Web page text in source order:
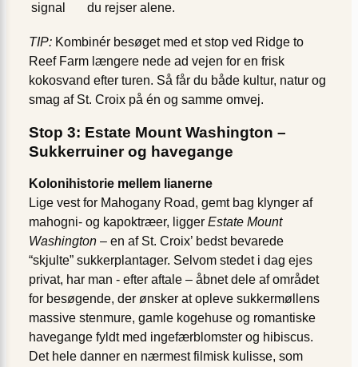
signal
du rejser alene.
TIP: Kombinér besøget med et stop ved Ridge to
Reef Farm længere nede ad vejen for en frisk
kokosvand efter turen. Så får du både kultur, natur og
smag af St. Croix på én og samme omvej.
Stop 3: Estate Mount Washington –
Sukkerruiner og havegange
Kolonihistorie mellem lianerne
Lige vest for Mahogany Road, gemt bag klynger af
mahogni- og kapoktræer, ligger Estate Mount
Washington – en af St. Croix’ bedst bevarede
“skjulte” sukkerplantager. Selvom stedet i dag ejes
privat, har man ­- efter aftale – åbnet dele af området
for besøgende, der ønsker at opleve sukkermøllens
massive stenmure, gamle kogehuse og romantiske
havegange fyldt med ingefærblomster og hibiscus.
Det hele danner en nærmest filmisk kulisse, som